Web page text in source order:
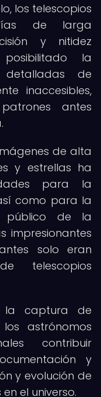
los telescopios
de larga
y nitidez
la
de
inaccesibles,
antes
de alta
y estrellas ha
para la
como para la
público de la
impresionantes
solo eran
telescopios
la captura de
astrónomos
contribuir
y
y evolución de
el universo.